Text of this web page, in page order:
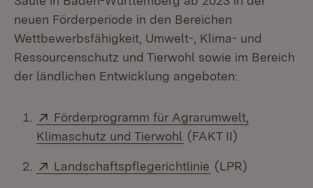
neuen Förderperiode in den Bereichen
Wettbewerbsfähigkeit, Umwelt-, Klima- und
Ressourcenschutz und Tierwohl sowie im Bereich
der ländlichen Entwicklung angeboten:
Extern:
Förderprogramm für Agrarumwelt,
Klimaschutz und Tierwohl (Öffnet in neuem
(FAKT II)
Extern:
Landschaftspflegerichtlinie (Öffnet in neuem
(LPR)